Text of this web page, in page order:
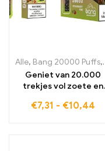
Alle, Bang 20000 Puffs,
Geniet van 20.000
trekjes vol zoete en
met de BANG Tick Tock
€7,31 - €10,44